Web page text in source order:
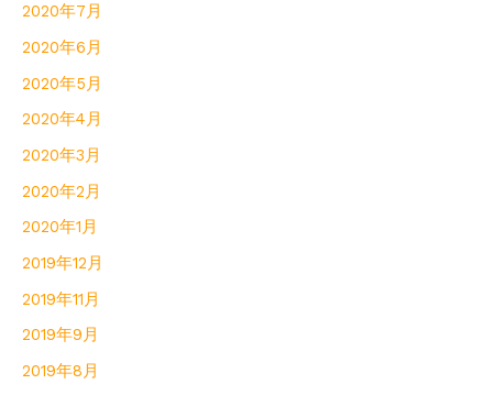
2020年7月
2020年6月
2020年5月
2020年4月
2020年3月
2020年2月
2020年1月
2019年12月
2019年11月
2019年9月
2019年8月